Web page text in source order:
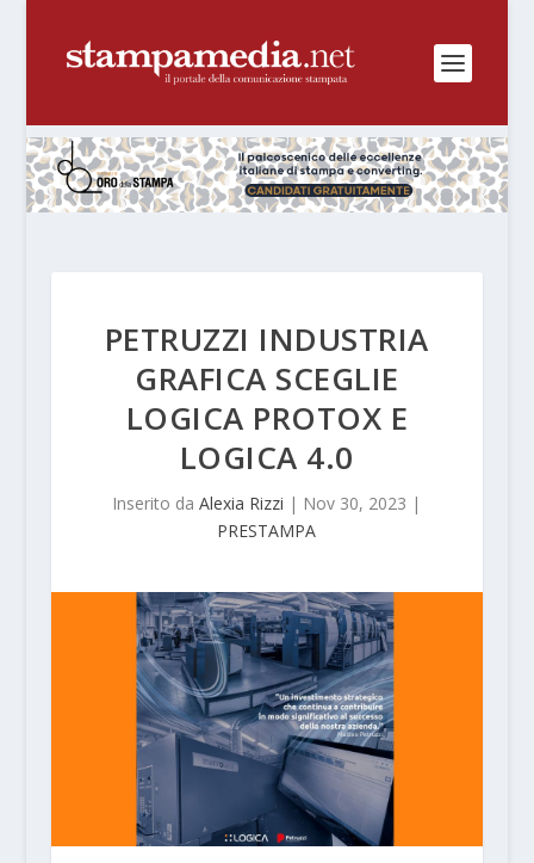
PETRUZZI INDUSTRIA
GRAFICA SCEGLIE
LOGICA PROTOX E
LOGICA 4.0
Inserito daAlexia Rizzi | Nov 30, 2023 |
PRESTAMPA